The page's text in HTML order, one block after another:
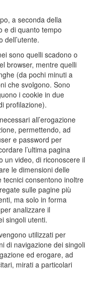
a seconda della
e di quanto tempo
dell’utente.
sono quelli scadono o
browser, mentre quelli
(da pochi minuti a
che svolgono. Sono
i cookie in due
profilazione).
all’erogazione
permettendo, ad
e password per
l’ultima pagina
un video, di riconoscere il
le dimensioni delle
tecnici consentono inoltre
sulle pagine più
ma solo in forma
analizzare il
singoli utenti.
utilizzati per
di navigazione dei singoli
ed erogare, ad
mirati a particolari